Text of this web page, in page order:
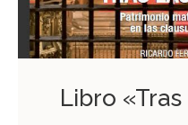
Libro